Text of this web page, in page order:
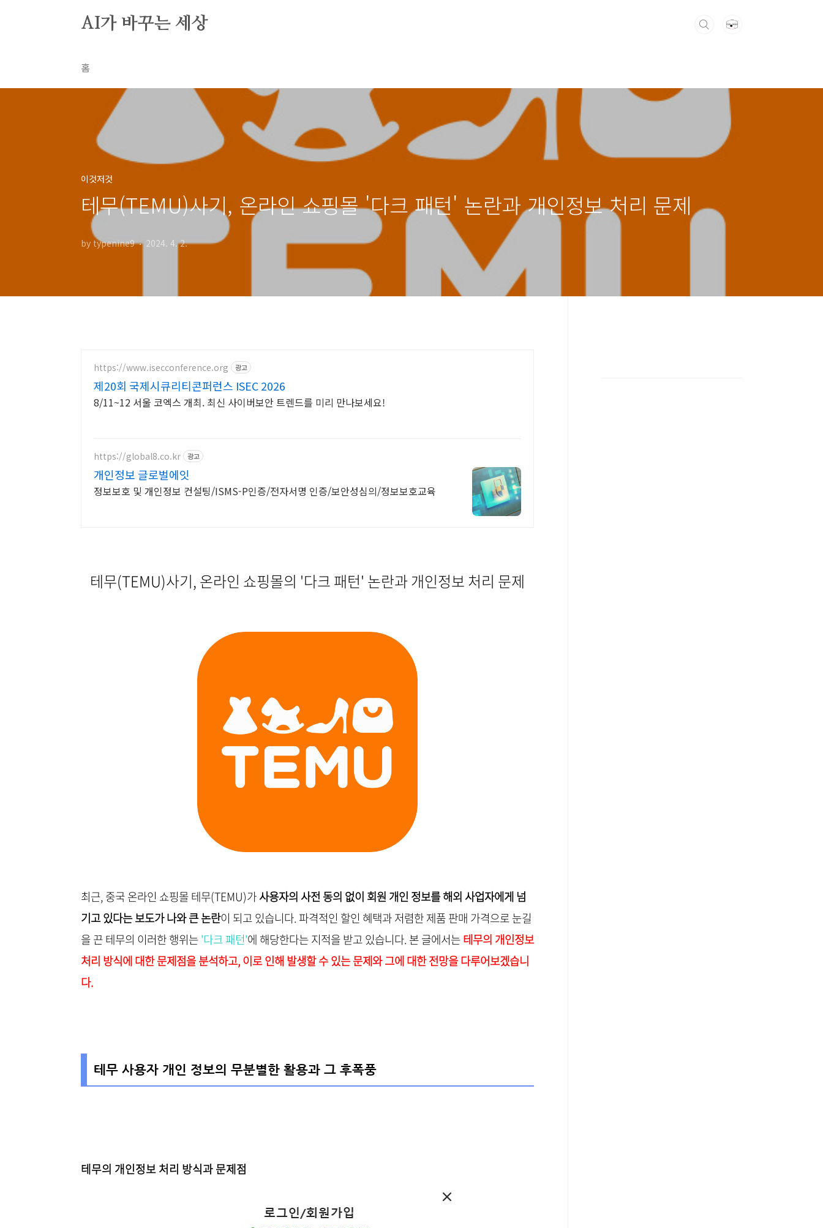
AI가 바꾸는 세상
홈
이것저것
테무(TEMU)사기, 온라인 쇼핑몰 '다크 패턴' 논란과 개인정보 처리 문제
by typenine9 2024. 4. 2.
https://www.isecconference.org 광고
제20회 국제시큐리티콘퍼런스 ISEC 2026
8/11~12 서울 코엑스 개최. 최신 사이버보안 트렌드를 미리 만나보세요!
https://global8.co.kr 광고
개인정보 글로벌에잇
정보보호 및 개인정보 컨설팅/ISMS-P인증/전자서명 인증/보안성심의/정보보호교육
테무(TEMU)사기, 온라인 쇼핑몰의 '다크 패턴' 논란과 개인정보 처리 문제
최근, 중국 온라인 쇼핑몰 테무(TEMU)가사용자의 사전 동의 없이 회원 개인 정보를 해외 사업자에게 넘
기고 있다는 보도가 나와 큰 논란이 되고 있습니다. 파격적인 할인 혜택과 저렴한 제품 판매 가격으로 눈길
을 끈 테무의 이러한 행위는'다크 패턴'에 해당한다는 지적을 받고 있습니다. 본 글에서는테무의 개인정보
처리 방식에 대한 문제점을 분석하고, 이로 인해 발생할 수 있는 문제와 그에 대한 전망을 다루어보겠습니
다.
테무 사용자 개인 정보의 무분별한 활용과 그 후폭풍
테무의 개인정보 처리 방식과 문제점